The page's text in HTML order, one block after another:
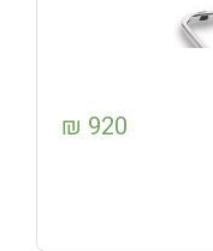
920
₪